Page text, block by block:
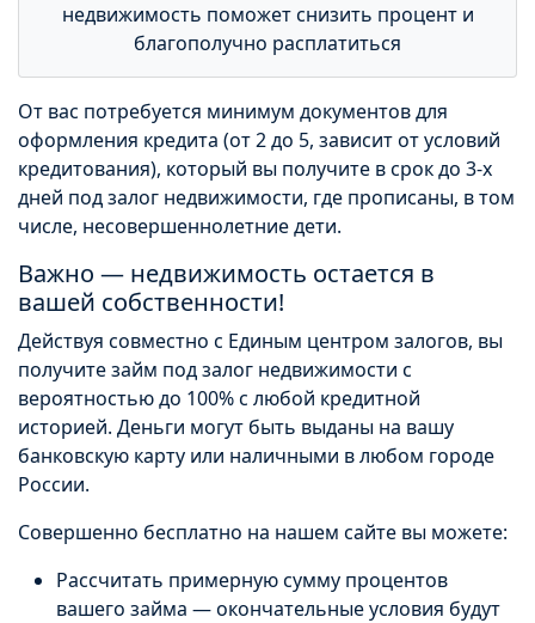
недвижимость поможет снизить процент и
благополучно расплатиться
От вас потребуется минимум документов для
оформления кредита (от 2 до 5, зависит от условий
кредитования), который вы получите в срок до 3-х
дней под залог недвижимости, где прописаны, в том
числе, несовершеннолетние дети.
Важно — недвижимость остается в
вашей собственности!
Действуя совместно с Единым центром залогов, вы
получите займ под залог недвижимости с
вероятностью до 100% с любой кредитной
историей. Деньги могут быть выданы на вашу
банковскую карту или наличными в любом городе
России.
Совершенно бесплатно на нашем сайте вы можете:
Рассчитать примерную сумму процентов
вашего займа — окончательные условия будут